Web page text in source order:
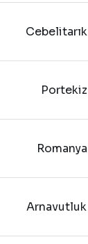
Cebelitarık
Portekiz
Romanya
Arnavutluk